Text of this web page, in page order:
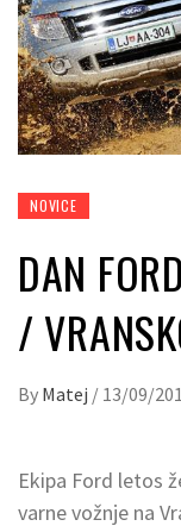
NOVICE
DAN
/
By Matej / 13/09/
Ekipa Ford letos
varne vožnje na